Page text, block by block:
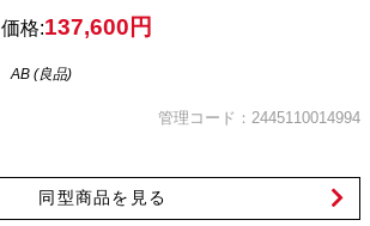
価格:137,600円
AB (良品)
管理コード：2445110014994
同型商品を見る